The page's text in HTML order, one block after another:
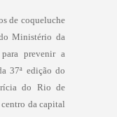
de coqueluche
Ministério da
prevenir a
37ª edição do
do Rio de
da capital